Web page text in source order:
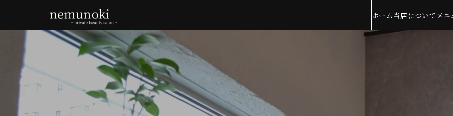
ホーム当店についてメニ